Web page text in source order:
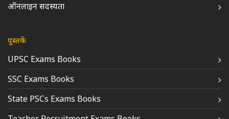
ऑनलाइन सदस्यता
पुस्तकें
UPSC Exams Books
SSC Exams Books
State PSCs Exams Books